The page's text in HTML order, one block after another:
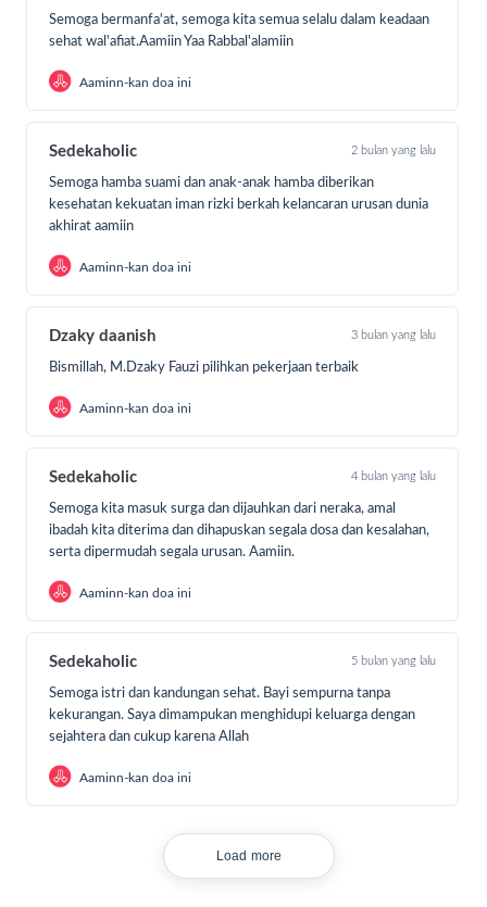
Operasional ambulans pengantar pasien berobat
Rumah singgah sebagai tempat pulang sementara
Santunan bagi pasien dhuafa yang tengah berjuang
Dukungan operasional agar SR dapat terus hadir
tanpa henti
Satu sedekah yang terus mengalir, insyaAllah menjadi
kembali memiliki harapan.
Mari mulai tahun ini dengan langkah yang bermakna.Klik
tombol “Donasi Sekarang” dan rutinkan sedekah
kebaikan Sedekaholic hari ini
membersamai perjuangan mereka, setiap hari, sepanjang
tahun.
Semoga bermanfa'at, semoga kita semua selalu dalam keadaan
sehat wal'afiat.Aamiin Yaa Rabbal'alamiin
Aaminn-kan doa ini
Sedekaholic 2 bulan yang lalu
Semoga hamba suami dan anak-anak hamba diberikan
kesehatan kekuatan iman rizki berkah kelancaran urusan dunia
akhirat aamiin
Aaminn-kan doa ini
Dzaky daanish 3 bulan yang lalu
Bismillah, M.Dzaky Fauzi pilihkan pekerjaan terbaik
Aaminn-kan doa ini
Sedekaholic 4 bulan yang lalu
Semoga kita masuk surga dan dijauhkan dari neraka, amal
ibadah kita diterima dan dihapuskan segala dosa dan kesalahan,
serta dipermudah segala urusan. Aamiin.
Aaminn-kan doa ini
Sedekaholic 5 bulan yang lalu
Semoga istri dan kandungan sehat. Bayi sempurna tanpa
kekurangan. Saya dimampukan menghidupi keluarga dengan
sejahtera dan cukup karena Allah
Aaminn-kan doa ini
Load more